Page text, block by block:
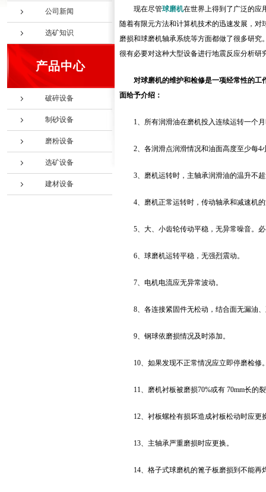
公司新闻
选矿知识
产品中心
破碎设备
制砂设备
磨粉设备
选矿设备
建材设备
现在尽管球磨机在世界上得到了广泛的应
随着有限元方法和计算机技术的迅速发展，
磨损和球磨机轴承系统等方面都做了很多研
很有必要对这种大型设备进行地震反应分析
对球磨机的维护和检修是一项经常性的
面给予介绍：
1、所有润滑油在磨机投入连续运转一个
2、各润滑点润滑情况和油面高度至少每4
3、磨机运转时，主轴承润滑油的温升不
4、磨机正常运转时，传动轴承和减速机
5、大、小齿轮传动平稳，无异常噪音。
6、球磨机运转平稳，无强烈震动。
7、电机电流应无异常波动。
8、各连接紧固件无松动，结合面无漏油
9、钢球依磨损情况及时添加。
10、如果发现不正常情况应立即停磨检修
11、磨机衬板被磨损70%或有 70mm长的
12、衬板螺栓有损坏造成衬板松动时应更
13、主轴承严重磨损时应更换。
14、格子式球磨机的篦子板磨损到不能再